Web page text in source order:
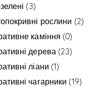
(3)
рослини (2)
каміння (0)
дерева (23)
ліани (1)
чагарники (19)